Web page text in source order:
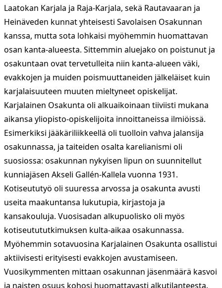
Laatokan Karjala ja Raja-Karjala, sekä Rautavaaran ja
Heinäveden kunnat yhteisesti Savolaisen Osakunnan
kanssa, mutta sota lohkaisi myöhemmin huomattavan
osan kanta-alueesta. Sittemmin aluejako on poistunut ja
osakuntaan ovat tervetulleita niin kanta-alueen väki,
evakkojen ja muiden poismuuttaneiden jälkeläiset kuin
karjalaisuuteen muuten mieltyneet opiskelijat.
Karjalainen Osakunta oli alkuaikoinaan tiiviisti mukana
aikansa yliopisto-opiskelijoita innoittaneissa ilmiöissä.
Esimerkiksi jääkäriliikkeellä oli tuolloin vahva jalansija
osakunnassa, ja taiteiden osalta karelianismi oli
suosiossa: osakunnan nykyisen lipun on suunnitellut
kunniajäsen Akseli Gallén-Kallela vuonna 1931.
Kotiseututyö oli suuressa arvossa ja osakunta avusti
useita maakuntansa lukutupia, kirjastoja ja
kansakouluja. Vuosisadan alkupuolisko oli myös
kotiseutututkimuksen kulta-aikaa osakunnassa.
Myöhemmin sotavuosina Karjalainen Osakunta osallistui
aktiivisesti erityisesti evakkojen avustamiseen.
Vuosikymmenten mittaan osakunnan jäsenmäärä kasvoi
ja naisten osuus kohosi huomattavasti alkutilanteesta.